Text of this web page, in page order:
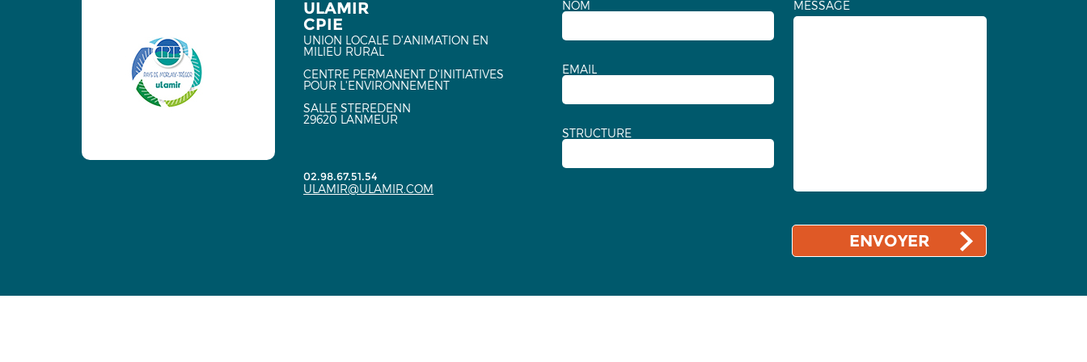
ULAMIR
CPIE
UNION LOCALE D'ANIMATION EN
MILIEU RURAL
CENTRE PERMANENT D'INITIATIVES
POUR L'ENVIRONNEMENT
SALLE STEREDENN
29620 LANMEUR
02.98.67.51.54
ULAMIR@ULAMIR.COM
NOM
EMAIL
STRUCTURE
MESSAGE